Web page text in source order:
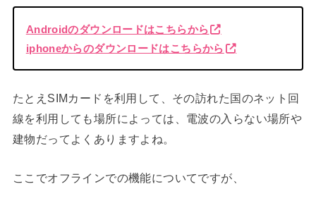
Androidのダウンロードはこちらから
iphoneからのダウンロードはこちらから
たとえSIMカードを利用して、その訪れた国のネット回
線を利用しても場所によっては、電波の入らない場所や
建物だってよくありますよね。
ここでオフラインでの機能についてですが、